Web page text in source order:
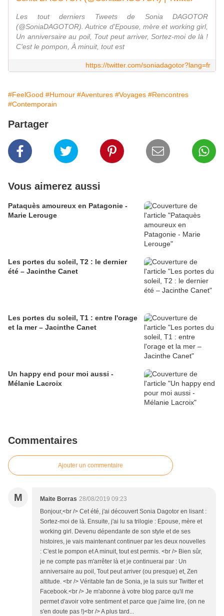
Les tout derniers Tweets de Sonia DAGOTOR
(@SoniaDAGOTOR). Autrice d'Epouse, mère et working girl,
Un anniversaire au poil, Tout peut arriver, Sortez-moi de là !
C'est le pompon, À minuit, tout est
https://twitter.com/soniadagotor?lang=fr
#FeelGood #Humour #Aventures #Voyages #Rencontres
#Contemporain
Partager
Vous aimerez aussi
Pataquès amoureux en Patagonie -
Marie Lerouge
Les portes du soleil, T2 : le dernier
été – Jacinthe Canet
Les portes du soleil, T1 : entre l'orage
et la mer – Jacinthe Canet
Un happy end pour moi aussi -
Mélanie Lacroix
Commentaires
Ajouter un commentaire
M Maite Borras 28/08/2019 09:23
Bonjour,<br /> Cet été, j'ai découvert Sonia Dagotor en lisant :
Sortez-moi de là. Ensuite, j'ai lu sa trilogie : Epouse, mère et
working girl. Devenu dépendante de son style et de ses
histoires, je vais maintenant continuer par les deux nouvelles
: C'est le pompon et A minuit, tout est permis. <br /> Bien sûr,
je ne compte pas m'arrêter là et je continuerai par : Un
anniversaire au poil, Tout peut arriver (ou presque) et, Zen
altitude. <br /> Véritable fan de Sonia, je la suis sur Twitter et
Facebook.<br /> Je m'abonne à votre blog parce qu'il me
permet d'avoir votre sentiment et parce que j'aime lire, (on ne
s'en doute pas !)<br /> A plus tard...